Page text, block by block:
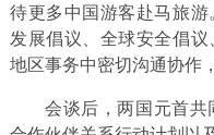
待更多中国游客赴马旅
发展倡议、全球安全倡
地区事务中密切沟通协作
会谈后，两国元首共